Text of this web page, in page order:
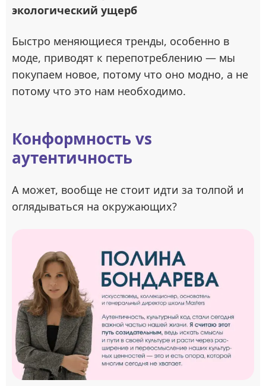
экологический ущерб
Быстро меняющиеся тренды, особенно в
моде, приводят к перепотреблению — мы
покупаем новое, потому что оно модно, а не
потому что это нам необходимо.
Конформность vs
аутентичность
А может, вообще не стоит идти за толпой и
оглядываться на окружающих?